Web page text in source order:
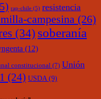
rap-chile (5) resistencia
campesina (26)
(34) soberanía
(12)
constitucional (7) Unión
(24) USDA (9)